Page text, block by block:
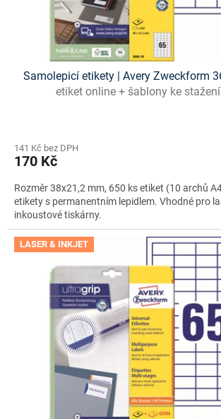
Samolepicí etikety | Avery Zweckform
etiket online + šablony ke
141 Kč bez DPH
170 Kč
Rozměr 38x21,2 mm, 650 ks etiket (10 archů
etikety s permanentním lepidlem. Vhodné pro
inkoustové tiskárny.
LASER & INKJET